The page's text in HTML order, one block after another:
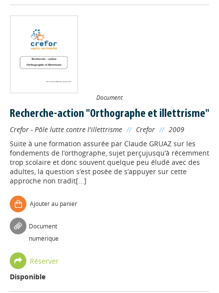
Document
Recherche-action "Orthographe et illettrisme"
Crefor - Pôle lutte contre l'illettrisme // Crefor // 2009
Suite à une formation assurée par Claude GRUAZ sur les
fondements de l’orthographe, sujet perçujusqu’à récemment
trop scolaire et donc souvent quelque peu éludé avec des
adultes, la question s’est posée de s’appuyer sur cette
approche non tradit[...]
Ajouter au panier
Document
numérique
Réserver
Disponible